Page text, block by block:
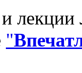
лекции
"